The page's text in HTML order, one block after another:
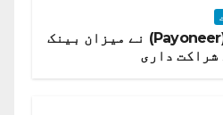
پیونیر(Payoneer) نے میزان بینک
شراکت داری